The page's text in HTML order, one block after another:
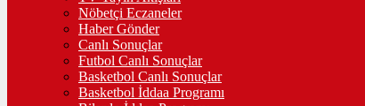
Nöbetçi Eczaneler
Haber Gönder
Canlı Sonuçlar
Futbol Canlı Sonuçlar
Basketbol Canlı Sonuçlar
Basketbol İddaa Programı